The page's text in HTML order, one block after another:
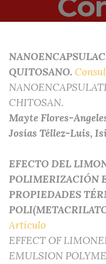
QUITOSANO.
CHITOSAN.
Mayte Flores-
Josías Téllez-Luis,
EFECTO DEL
POLIMERIZACIÓN
PROPIEDADES
Artículo
EFFECT OF
EMULSION